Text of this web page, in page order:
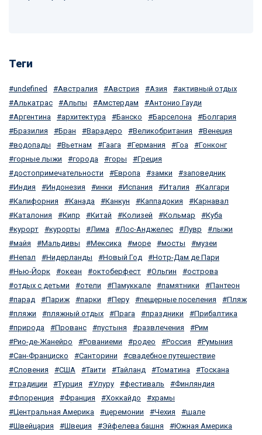
Теги
undefined Австралия Австрия Азия
активный отдых
Алькатрас
Альпы Амстердам
Антонио Гауди
Аргентина
архитектура Банско Барселона
Болгария
Бразилия
Бран Варадеро Великобритания
Венеция
водопады
Вьетнам Гаага Германия Гоа
Гонконг
горные лыжи
города горы
Греция
достопримечательности
Европа замки
заповедник
Индия
Индонезия инки Испания Италия
Калгари
Калифорния
Канада Канкун Каппадокия
Карнавал
Каталония
Кипр Китай Колизей Кольмар
Куба
курорт
курорты Лима Лос-Анджелес Лувр
лыжи
майя
Мальдивы Мексика море мосты
музеи
Непал
Нидерланды Новый Год
Нотр-Дам де Пари
Нью-Йорк
океан октоберфест Ольгин
острова
отдых с детьми
отели Памуккале памятники
Пантеон
парад
Париж парки Перу пещерные поселения
Пляж
пляжи
пляжный отдых Прага праздники
Прибалтика
природа
Прованс пустыня развлечения
Рим
Рио-де-Жанейро
Рованиеми родео Россия
Румыния
Сан-Франциско
Санторини
свадебное путешествие
Словения
США Таити Тайланд Томатина
Тоскана
традиции
Турция Улуру фестиваль
Финляндия
Флоренция
Франция Хоккайдо
храмы
Центральная Америка
церемонии Чехия
шале
Швейцария
Швеция Эйфелева башня
Южная Америка